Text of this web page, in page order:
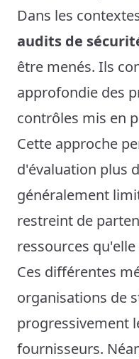
Dans les
audits de
être menés. Ils
approfondie des
contrôles mis en
Cette approche
d'évaluation plus
généralement
restreint de
ressources
Ces différentes
organisations de
progressivement
fournisseurs.